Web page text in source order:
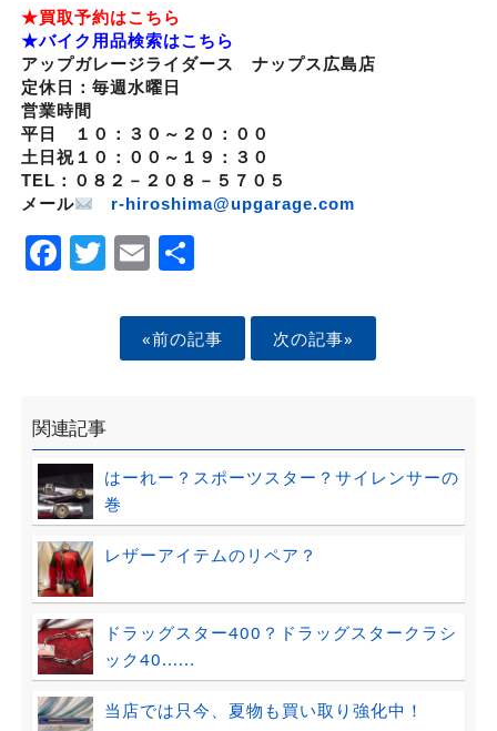
★買取予約はこちら
★バイク用品検索はこちら
アップガレージライダース ナップス広島店
定休日：毎週水曜日
営業時間
平日 １０：３０～２０：００
土日祝１０：００～１９：３０
TEL：０８２－２０８－５７０５
メール
r-hiroshima@upgarage.com
Facebook
Twitter
EmailShare
«前の記事 次の記事»
関連記事
はーれー？スポーツスター？サイレンサーの
巻
レザーアイテムのリペア？
ドラッグスター400？ドラッグスタークラシ
ック40......
当店では只今、夏物も買い取り強化中！